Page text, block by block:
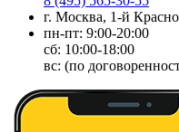
г. Москва, 1-й
пн-пт: 9:00-20:00
сб: 10:00-18:00
вс: (по